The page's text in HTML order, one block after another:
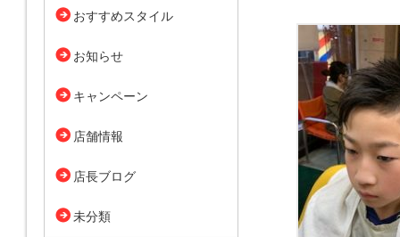
おすすめスタイル
お知らせ
キャンペーン
店舗情報
店長ブログ
未分類